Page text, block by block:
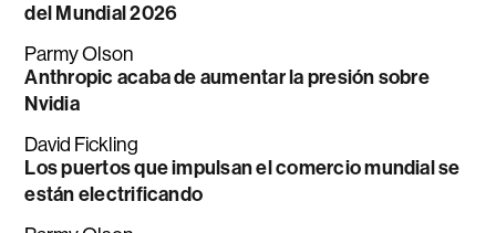
del Mundial 2026
Parmy Olson
Anthropic acaba de aumentar la presión sobre
Nvidia
David Fickling
Los puertos que impulsan el comercio mundial se
están electrificando